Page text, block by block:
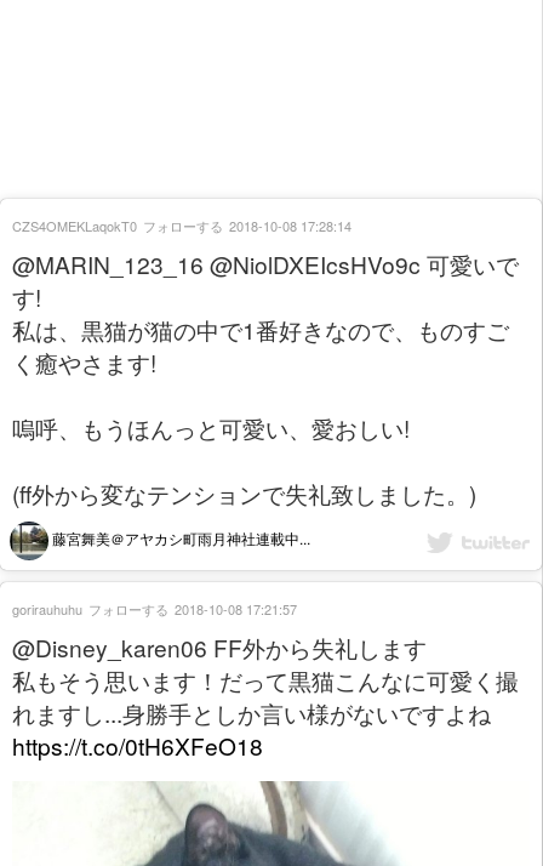
@MARIN_123_16 @NiolDXEIcsHVo9c 可愛いで
す!
私は、黒猫が猫の中で1番好きなので、ものすご
く癒やさます!
嗚呼、もうほんっと可愛い、愛おしい!
(ff外から変なテンションで失礼致しました。)
藤宮舞美＠アヤカシ町雨月神社連載中...
CZS4OMEKLaqokT0 フォローする 2018-10-08 17:28:14
@Disney_karen06 FF外から失礼します
私もそう思います！だって黒猫こんなに可愛く撮
れますし...身勝手としか言い様がないですよね
https://t.co/0tH6XFeO18
gorirauhuhu フォローする 2018-10-08 17:21:57